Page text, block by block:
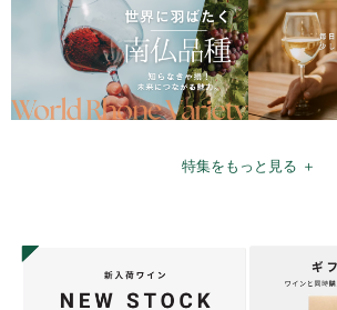
特集をもっと見る ＋